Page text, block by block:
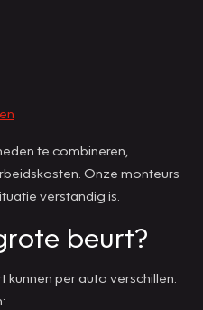
te combineren,
Onze monteurs
verstandig is.
beurt?
per auto verschillen.